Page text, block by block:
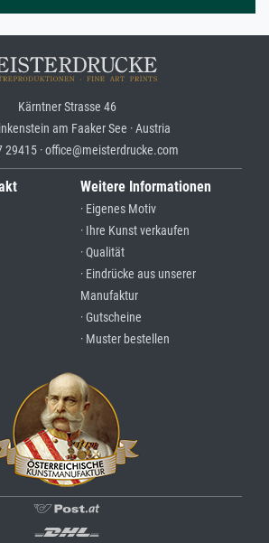
Kärntner Strasse 46
am Faaker See · Austria
29415 · office@meisterdrucke.com
Weitere Informationen
· Eigenes Motiv
· Ihre Kunst verkaufen
· Qualität
· Eindrücke aus unserer
Manufaktur
· Gutscheine
· Muster bestellen